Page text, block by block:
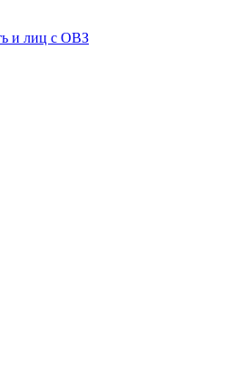
и лиц с ОВЗ